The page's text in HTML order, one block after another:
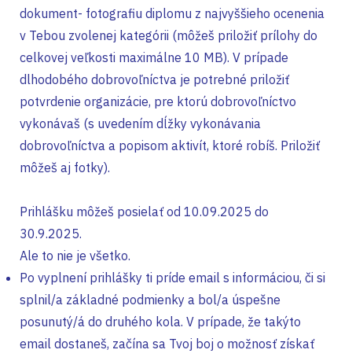
dokument- fotografiu diplomu z najvyššieho ocenenia
v Tebou zvolenej kategórii (môžeš priložiť prílohy do
celkovej veľkosti maximálne 10 MB). V prípade
dlhodobého dobrovoľníctva je potrebné priložiť
potvrdenie organizácie, pre ktorú dobrovoľníctvo
vykonávaš (s uvedením dĺžky vykonávania
dobrovoľníctva a popisom aktivít, ktoré robíš. Priložiť
môžeš aj fotky).
Prihlášku môžeš posielať od 10.09.2025 do
30.9.2025.
Ale to nie je všetko.
Po vyplnení prihlášky ti príde email s informáciou, či si
splnil/a základné podmienky a bol/a úspešne
posunutý/á do druhého kola. V prípade, že takýto
email dostaneš, začína sa Tvoj boj o možnosť získať